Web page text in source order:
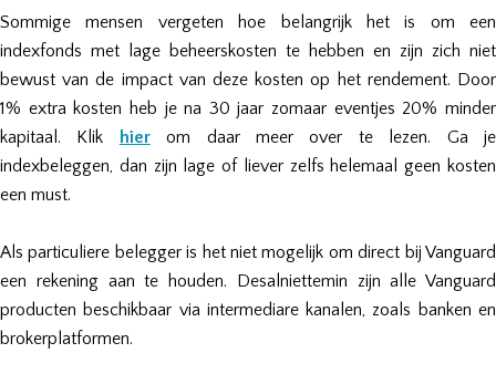
Sommige mensen vergeten hoe belangrijk het is om een
indexfonds met lage beheerskosten te hebben en zijn zich niet
bewust van de impact van deze kosten op het rendement. Door
1% extra kosten heb je na 30 jaar zomaar eventjes 20% minder
kapitaal. Klik
hierom daar meer over te lezen. Ga je
indexbeleggen, dan zijn lage of liever zelfs helemaal geen kosten
een must.
Als particuliere belegger is het niet mogelijk om direct bij Vanguard
een rekening aan te houden. Desalniettemin zijn alle Vanguard
producten beschikbaar via intermediare kanalen, zoals banken en
brokerplatformen.